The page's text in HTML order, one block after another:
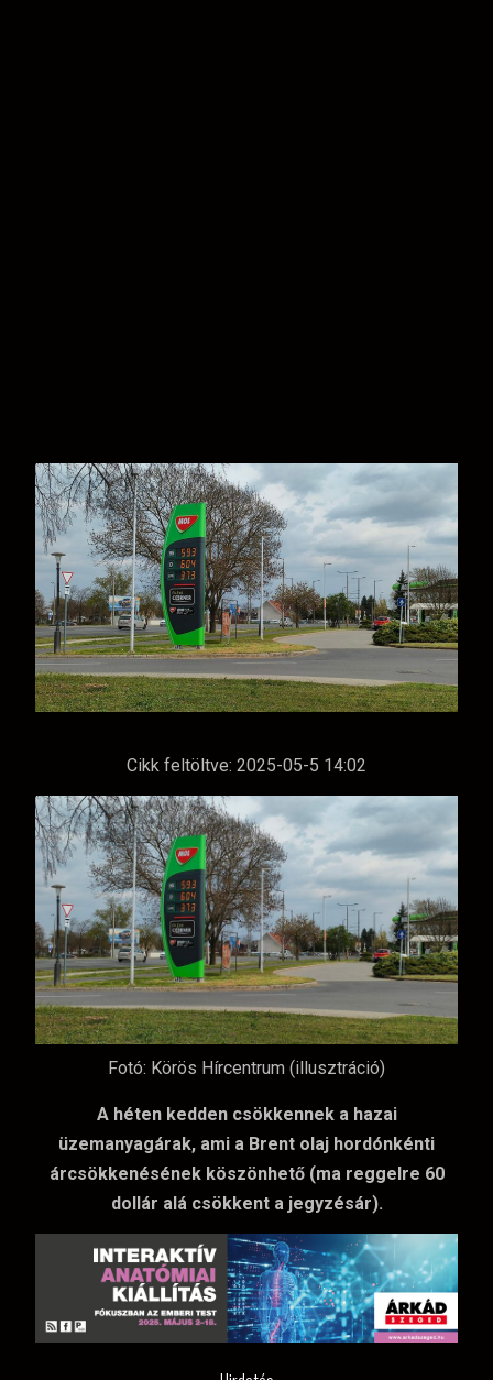
Cikk feltöltve: 2025-05-5 14:02
Fotó: Körös Hírcentrum (illusztráció)
A héten kedden csökkennek a hazai
üzemanyagárak, ami a Brent olaj hordónkénti
árcsökkenésének köszönhető (ma reggelre 60
dollár alá csökkent a jegyzésár).